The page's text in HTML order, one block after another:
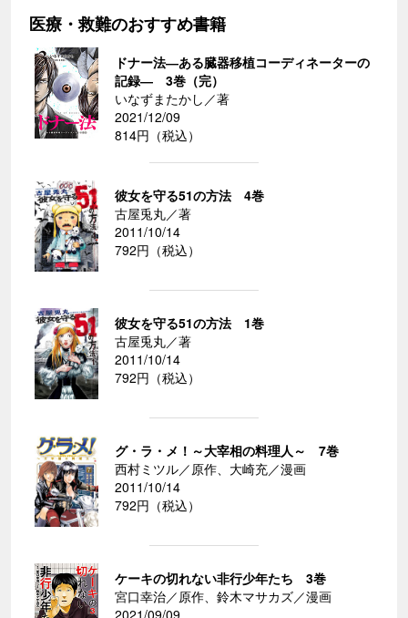
医療・救難のおすすめ書籍
ドナー法―ある臓器移植コーディネーターの
記録― 3巻（完）
いなずまたかし／著
2021/12/09
814円（税込）
彼女を守る51の方法 4巻
古屋兎丸／著
2011/10/14
792円（税込）
彼女を守る51の方法 1巻
古屋兎丸／著
2011/10/14
792円（税込）
グ・ラ・メ！～大宰相の料理人～ 7巻
西村ミツル／原作、大崎充／漫画
2011/10/14
792円（税込）
ケーキの切れない非行少年たち 3巻
宮口幸治／原作、鈴木マサカズ／漫画